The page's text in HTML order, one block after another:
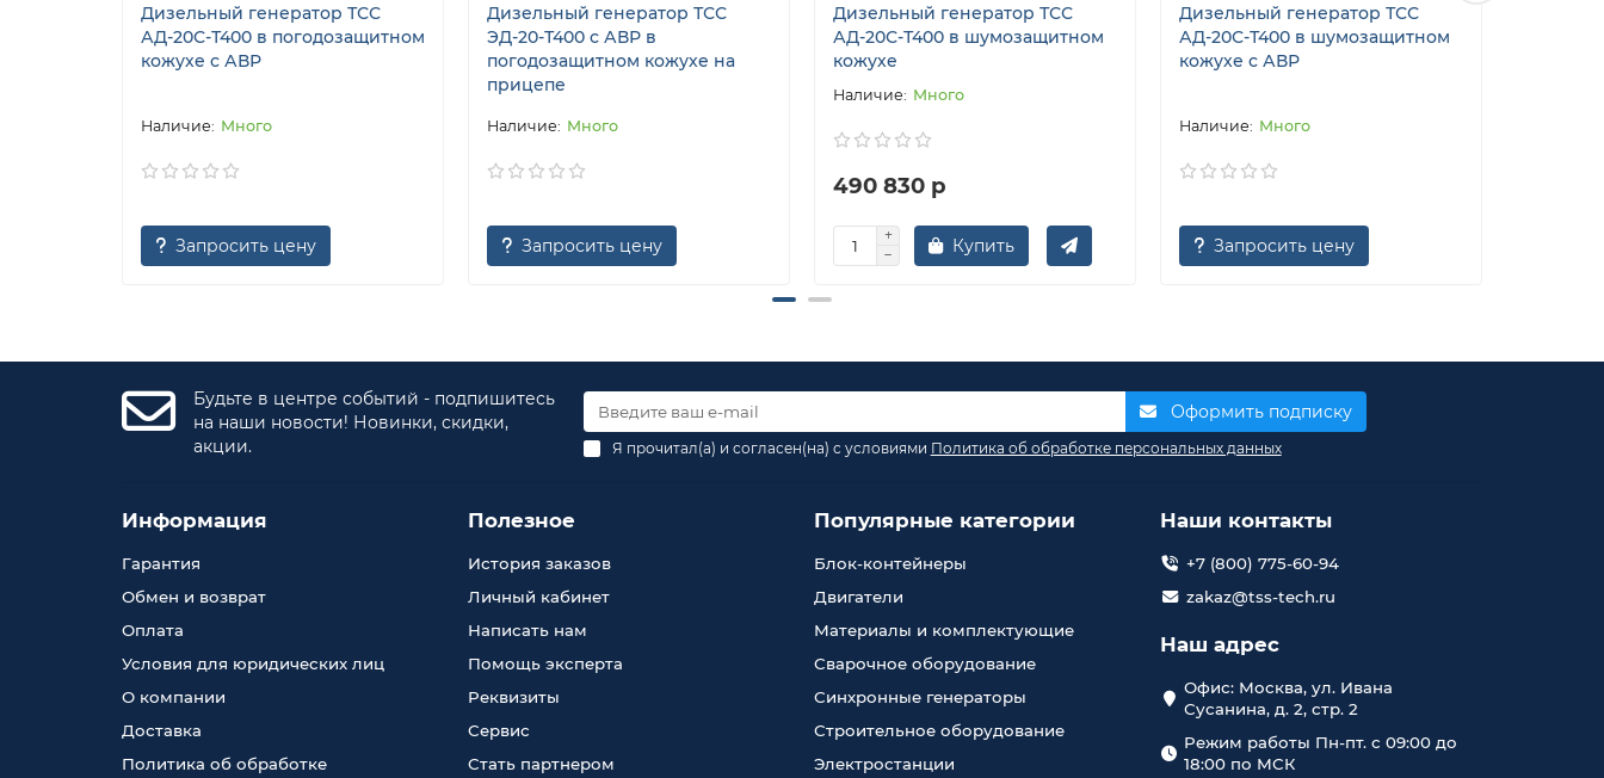
Дизельный генератор ТСС
АД-20С-Т400 в погодозащитном
кожухе с АВР
Много
Запросить цену
Дизельный генератор ТСС
ЭД-20-Т400 с АВР в
погодозащитном кожухе на
прицепе
Много
Запросить цену
Дизельный генератор ТСС
АД-20С-Т400 в шумозащитном
кожухе
Много
490 830 р
Купить
Дизельный генератор ТСС
АД-20С-Т400 в шумозащитном
кожухе с АВР
Много
Запросить цену
Будьте в центре событий - подпишитесь
на наши новости! Новинки, скидки,
акции.
Оформить подписку
Я прочитал(а) и согласен(на) с условиями Политика об обработке персональных данных
Информация
Гарантия
Обмен и возврат
Оплата
Условия для юридических лиц
О компании
Доставка
Политика об обработке
Полезное
История заказов
Личный кабинет
Написать нам
Помощь эксперта
Реквизиты
Сервис
Стать партнером
Популярные категории
Блок-контейнеры
Двигатели
Материалы и комплектующие
Сварочное оборудование
Синхронные генераторы
Строительное оборудование
Электростанции
Наши контакты
+7 (800) 775-60-94
zakaz@tss-tech.ru
Наш адрес
Офис: Москва, ул. Ивана
Сусанина, д. 2, стр. 2
Режим работы Пн-пт. с 09:00 до
18:00 по МСК